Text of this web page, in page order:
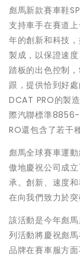
彪馬新款賽車鞋
支持車手在賽道
年的創新和科技
製成，以保證速
踏板的出色控制
跟，提供恰到好
DCAT PRO的製
際汽聯標準8856-
RO還包含了若干
彪馬全球賽車運
傲地慶祝公司成
承。創新、速度
在向我們致力於
該活動是今年彪
列活動將慶祝彪
品牌在賽車服方面